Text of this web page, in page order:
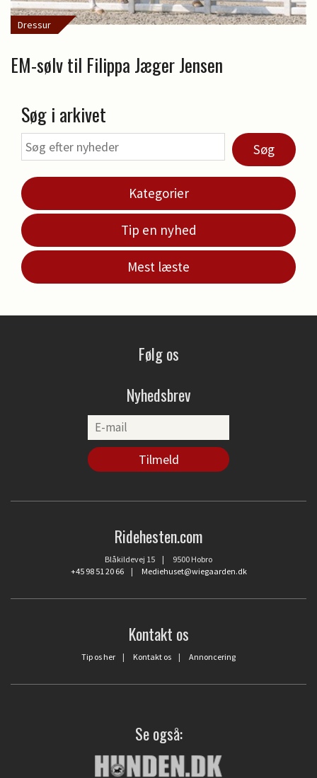
Dressur
EM-sølv til Filippa Jæger Jensen
Søg i arkivet
Søg
Kategorier
Tip en nyhed
Mest læste
Følg os
Nyhedsbrev
Ridehesten.com
Blåkildevej 15 | 9500 Hobro
+45 98 51 20 66| Mediehuset@wiegaarden.dk
Kontakt os
Tip os her | Kontakt os | Annoncering
Se også: